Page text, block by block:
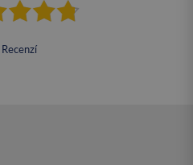
recenzí